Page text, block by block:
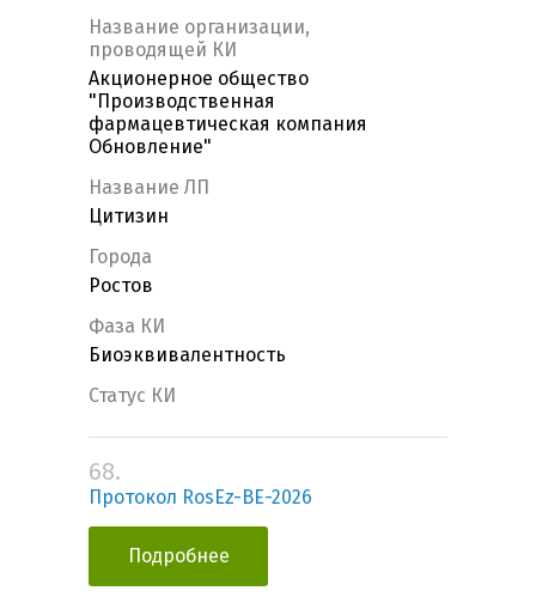
Название организации,
проводящей КИ
Акционерное общество
"Производственная
фармацевтическая компания
Обновление"
Название ЛП
Цитизин
Города
Ростов
Фаза КИ
Биоэквивалентность
Статус КИ
68.
Протокол RosEz-BE-2026
Подробнее